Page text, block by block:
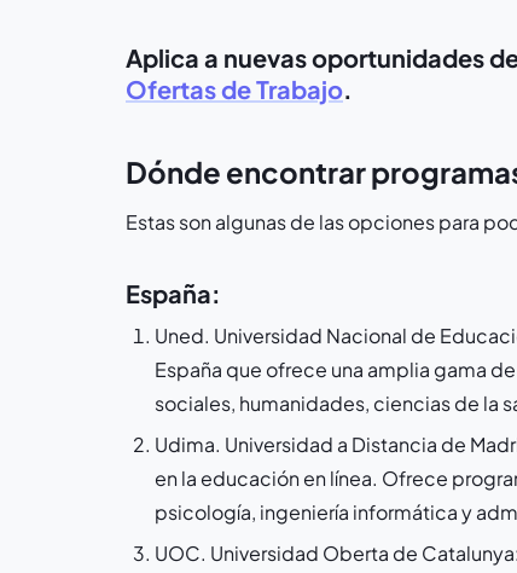
Aplica a nuevas oportunidades
Ofertas de Trabajo.
Dónde encontrar
Estas son algunas de las opciones para
España:
Uned. Universidad Nacional de
España que ofrece una amplia gama
sociales, humanidades, ciencias de la
Udima. Universidad a Distancia de
en la educación en línea. Ofrece
psicología, ingeniería informática y
UOC. Universidad Oberta de